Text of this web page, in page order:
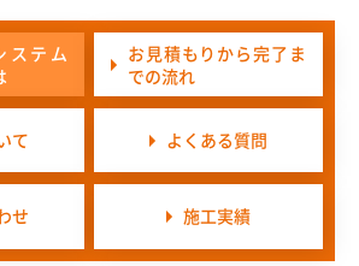
ステム
お見積もりから完了ま
での流れ
て よくある質問
せ 施工実績